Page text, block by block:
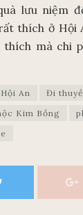
lưu niệm
thích ở Hội
thích mà chi
An
Đi
Kim Bồng